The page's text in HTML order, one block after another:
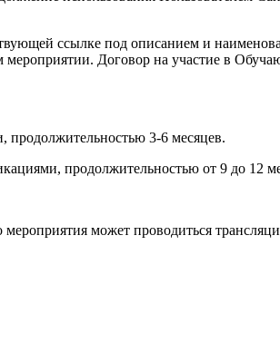
ссылке под описанием и
мероприятии. Договор на участие в
продолжительностью 3-6 месяцев.
продолжительностью от 9 до 12
может проводиться